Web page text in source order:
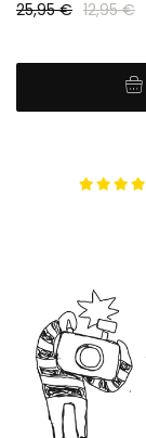
25,95 € 12,95 €